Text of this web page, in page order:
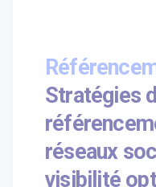
Stratégies
réseaux
visibilité